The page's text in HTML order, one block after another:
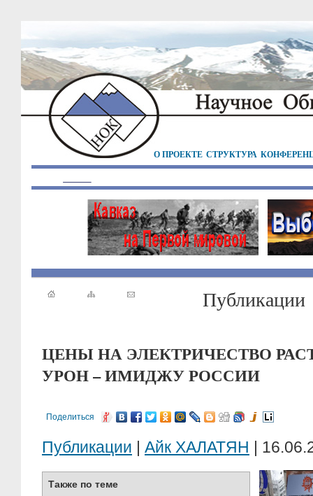
О ПРОЕКТЕ СТРУКТУРА
Публикации
ЦЕНЫ НА ЭЛЕКТРИЧЕСТВО
УРОН – ИМИДЖУ РОССИИ
Поделиться
Публикации | Айк ХАЛАТЯН |
Также по теме